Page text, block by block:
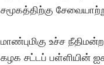
சமூகத்திற்கு
மாண்புமிகு உச்ச
கழக சட்டப் பள்ளியின்